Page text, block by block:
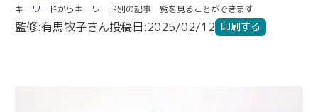
キーワードからキーワード別の記事一覧を見ることができます
監修:有馬牧子さん投稿日:2025/02/12 印刷する